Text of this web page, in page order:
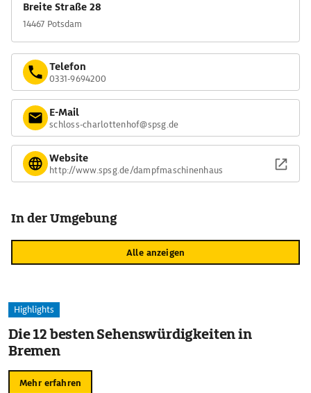
Breite Straße 28
14467 Potsdam
Telefon
0331-9694200
E-Mail
schloss-charlottenhof@spsg.de
Website
http://www.spsg.de/dampfmaschinenhaus
In der Umgebung
Alle anzeigen
Highlights
Die 12 besten Sehenswürdigkeiten in
Bremen
Mehr erfahren